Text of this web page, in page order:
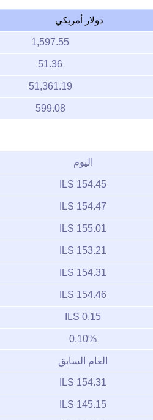
دولار أمريكي
1,597.55
51.36
51,361.19
599.08
اليوم
154.45 ILS
154.47 ILS
155.01 ILS
153.21 ILS
154.31 ILS
154.46 ILS
0.15 ILS
0.10%
العام السابق
154.31 ILS
145.15 ILS